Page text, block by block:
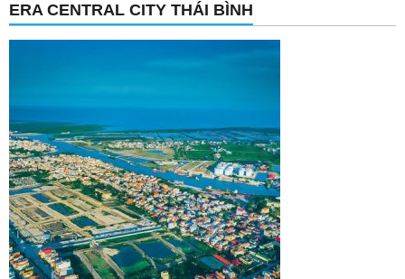
ERA CENTRAL CITY THÁI BÌNH